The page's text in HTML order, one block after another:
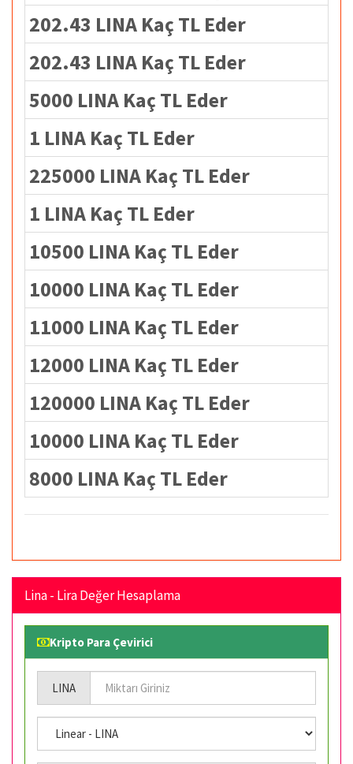
202.43 LINA Kaç TL Eder
202.43 LINA Kaç TL Eder
5000 LINA Kaç TL Eder
1 LINA Kaç TL Eder
225000 LINA Kaç TL Eder
1 LINA Kaç TL Eder
10500 LINA Kaç TL Eder
10000 LINA Kaç TL Eder
11000 LINA Kaç TL Eder
12000 LINA Kaç TL Eder
120000 LINA Kaç TL Eder
10000 LINA Kaç TL Eder
8000 LINA Kaç TL Eder
Lina - Lira Değer Hesaplama
Kripto Para Çevirici
LINA